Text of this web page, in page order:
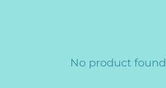
No product found